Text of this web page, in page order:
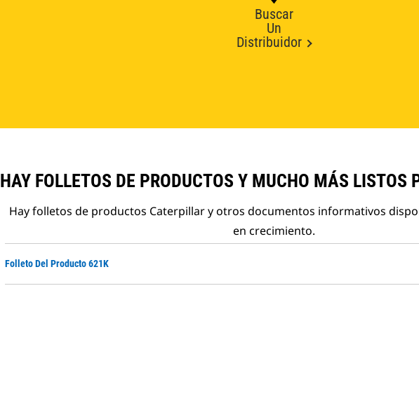
Buscar
Un
Distribuidor
HAY FOLLETOS DE PRODUCTOS Y MUCHO MÁS LISTOS
Hay folletos de productos Caterpillar y otros documentos informativos
en crecimiento.
Folleto Del Producto 621K